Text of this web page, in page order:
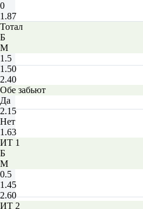
0
1.87
Тотал
Б
М
1.5
1.50
2.40
Обе забьют
Да
2.15
Нет
1.63
ИТ 1
Б
М
0.5
1.45
2.60
ИТ 2